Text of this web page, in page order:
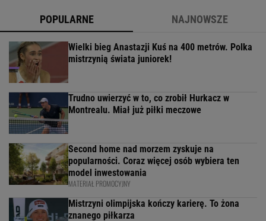
POPULARNE NAJNOWSZE
Wielki bieg Anastazji Kuś na 400 metrów. Polka
mistrzynią świata juniorek!
Trudno uwierzyć w to, co zrobił Hurkacz w
Montrealu. Miał już piłki meczowe
Second home nad morzem zyskuje na
popularności. Coraz więcej osób wybiera ten
model inwestowania
MATERIAŁ PROMOCYJNY
Mistrzyni olimpijska kończy karierę. To żona
znanego piłkarza